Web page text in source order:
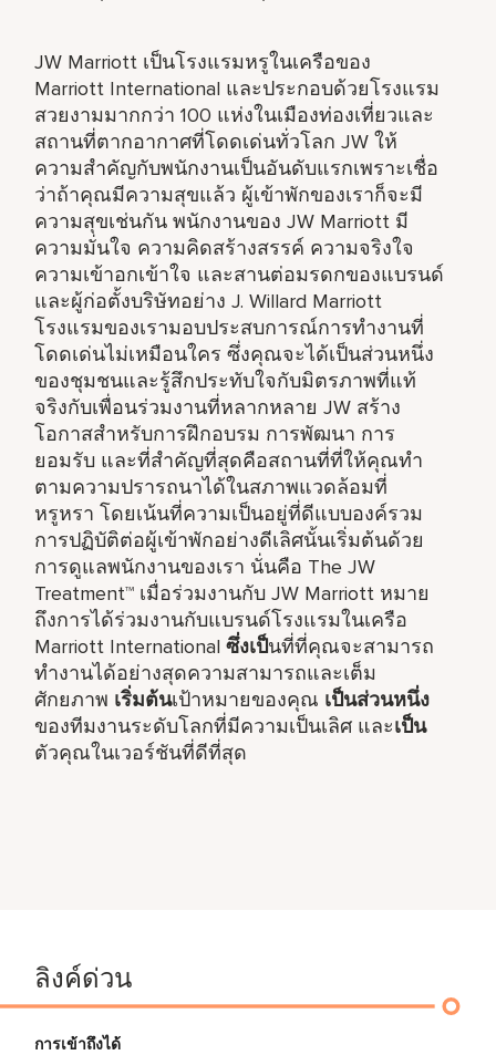
JW Marriott เป็นโรงแรมหรูในเครือของ
Marriott International และประกอบด้วยโรงแรม
สวยงามมากกว่า 100 แห่งในเมืองท่องเที่ยวและ
สถานที่ตากอากาศที่โดดเด่นทั่วโลก JW ให้
ความสำคัญกับพนักงานเป็นอันดับแรกเพราะเชื่อ
ว่าถ้าคุณมีความสุขแล้ว ผู้เข้าพักของเราก็จะมี
ความสุขเช่นกัน พนักงานของ JW Marriott มี
ความมั่นใจ ความคิดสร้างสรรค์ ความจริงใจ
ความเข้าอกเข้าใจ และสานต่อมรดกของแบรนด์
และผู้ก่อตั้งบริษัทอย่าง J. Willard Marriott
โรงแรมของเรามอบประสบการณ์การทำงานที่
โดดเด่นไม่เหมือนใคร ซึ่งคุณจะได้เป็นส่วนหนึ่ง
ของชุมชนและรู้สึกประทับใจกับมิตรภาพที่แท้
จริงกับเพื่อนร่วมงานที่หลากหลาย JW สร้าง
โอกาสสำหรับการฝึกอบรม การพัฒนา การ
ยอมรับ และที่สำคัญที่สุดคือสถานที่ที่ให้คุณทำ
ตามความปรารถนาได้ในสภาพแวดล้อมที่
หรูหรา โดยเน้นที่ความเป็นอยู่ที่ดีแบบองค์รวม
การปฏิบัติต่อผู้เข้าพักอย่างดีเลิศนั้นเริ่มต้นด้วย
การดูแลพนักงานของเรา นั่นคือ The JW
Treatment™ เมื่อร่วมงานกับ JW Marriott หมาย
ถึงการได้ร่วมงานกับแบรนด์โรงแรมในเครือ
Marriott Internationalซึ่งเป็นที่ที่คุณจะสามารถ
ทำงานได้อย่างสุดความสามารถและเต็ม
ศักยภาพ เริ่มต้นเป้าหมายของคุณ เป็นส่วนหนึ่ง
ของทีมงานระดับโลกที่มีความเป็นเลิศ และเป็น
ตัวคุณในเวอร์ชันที่ดีที่สุด
ลิงค์ด่วน
การเข้าถึงได้